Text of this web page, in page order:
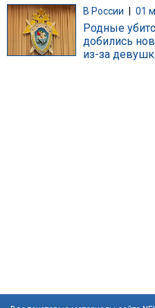
В России 01
Родные
добились
из-за